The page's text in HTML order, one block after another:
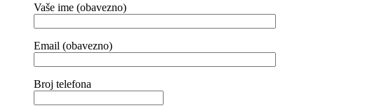
Vaše ime (obavezno)
Email (obavezno)
Broj telefona